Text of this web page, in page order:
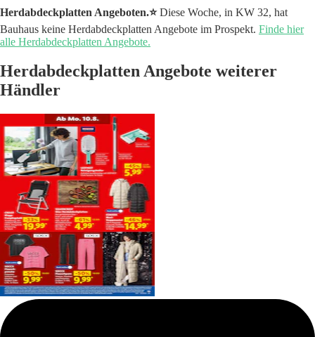
Herdabdeckplatten Angeboten.⭐️Diese Woche, in KW 32, hat
Bauhaus keine Herdabdeckplatten Angebote im Prospekt. Finde hier
alle Herdabdeckplatten Angebote.
Herdabdeckplatten Angebote weiterer
Händler